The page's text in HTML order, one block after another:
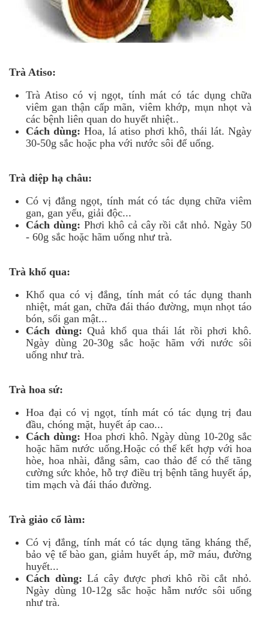
Trà Atiso:
Trà Atiso có vị ngọt, tính mát có tác dụng chữa
viêm gan thận cấp mãn, viêm khớp, mụn nhọt và
các bệnh liên quan do huyết nhiệt..
Cách dùng: Hoa, lá atiso phơi khô, thái lát. Ngày
30-50g sắc hoặc pha với nước sôi để uống.
Trà diệp hạ châu:
Có vị đắng ngọt, tính mát có tác dụng chữa viêm
gan, gan yếu, giải độc...
Cách dùng: Phơi khô cả cây rồi cắt nhỏ. Ngày 50
- 60g sắc hoặc hãm uống như trà.
Trà khổ qua:
Khổ qua có vị đắng, tính mát có tác dụng thanh
nhiệt, mát gan, chữa đái tháo đường, mụn nhọt táo
bón, sổi gan mật...
Cách dùng: Quả khổ qua thái lát rồi phơi khô.
Ngày dùng 20-30g sắc hoặc hãm với nước sôi
uống như trà.
Trà hoa sứ:
Hoa đại có vị ngọt, tính mát có tác dụng trị đau
đầu, chóng mặt, huyết áp cao...
Cách dùng: Hoa phơi khô. Ngày dùng 10-20g sắc
hoặc hãm nước uống.Hoặc có thể kết hợp với hoa
hòe, hoa nhài, đẳng sâm, cao thảo để có thể tăng
cường sức khỏe, hỗ trợ điều trị bệnh tăng huyết áp,
tim mạch và đái tháo đường.
Trà giảo cổ làm:
Có vị đắng, tính mát có tác dụng tăng kháng thể,
bảo vệ tế bào gan, giảm huyết áp, mỡ máu, đường
huyết...
Cách dùng: Lá cây được phơi khô rồi cắt nhỏ.
Ngày dùng 10-12g sắc hoặc hẫm nước sôi uống
như trà.